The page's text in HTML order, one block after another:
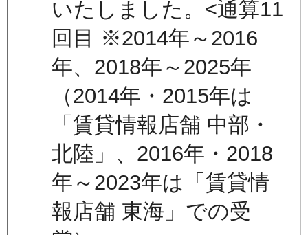
いたしました。<通算11
回目 ※2014年～2016
年、2018年～2025年
（2014年・2015年は
「賃貸情報店舗 中部・
北陸」、2016年・2018
年～2023年は「賃貸情
報店舗 東海」での受